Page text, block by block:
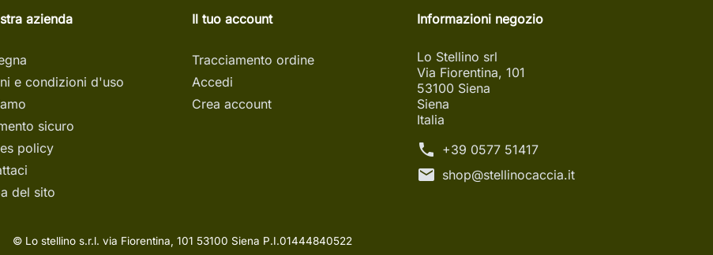
azienda
e condizioni d'uso
sicuro
policy
del sito
Il tuo account
Tracciamento ordine
Accedi
Crea account
Informazioni negozio
Lo Stellino srl
Via Fiorentina, 101
53100 Siena
Siena
Italia
phone +39 0577 51417
mail shop@stellinocaccia.it
© Lo stellino s.r.l. via Fiorentina, 101 53100 Siena P.I.01444840522